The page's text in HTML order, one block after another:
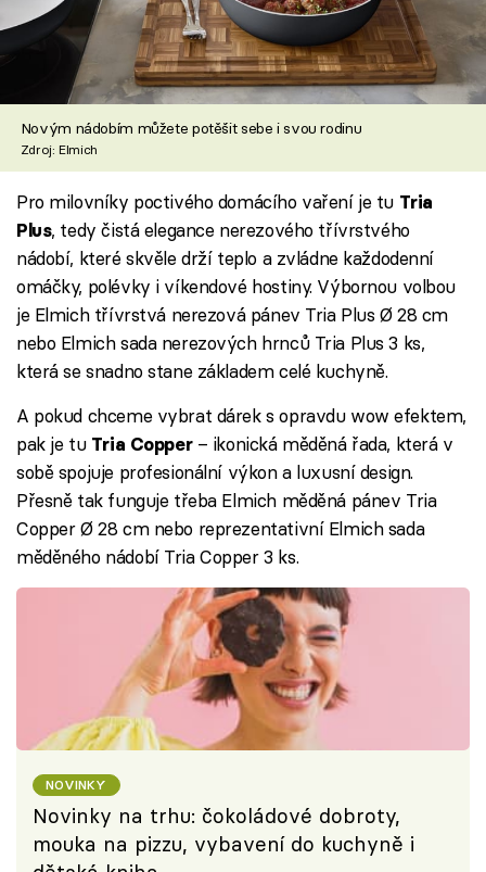
Novým nádobím můžete potěšit sebe i svou rodinu
Zdroj: Elmich
Pro milovníky poctivého domácího vaření je tu Tria
Plus, tedy čistá elegance nerezového třívrstvého
nádobí, které skvěle drží teplo a zvládne každodenní
omáčky, polévky i víkendové hostiny. Výbornou volbou
je Elmich třívrstvá nerezová pánev Tria Plus Ø 28 cm
nebo Elmich sada nerezových hrnců Tria Plus 3 ks,
která se snadno stane základem celé kuchyně.
A pokud chceme vybrat dárek s opravdu wow efektem,
pak je tu Tria Copper– ikonická měděná řada, která v
sobě spojuje profesionální výkon a luxusní design.
Přesně tak funguje třeba Elmich měděná pánev Tria
Copper Ø 28 cm nebo reprezentativní Elmich sada
měděného nádobí Tria Copper 3 ks.
NOVINKY
Novinky na trhu: čokoládové dobroty,
mouka na pizzu, vybavení do kuchyně i